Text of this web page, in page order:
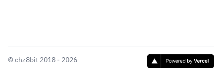
© chz8bit 2018 - 2026